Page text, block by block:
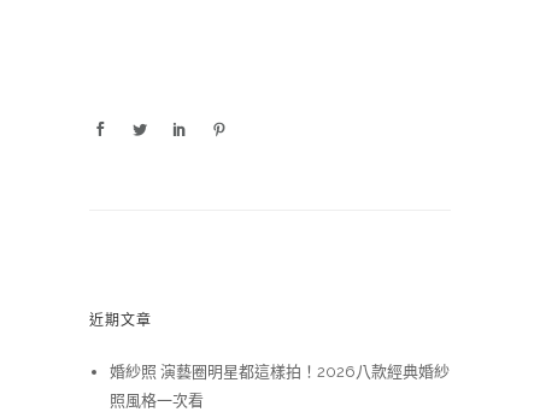
近期文章
婚紗照 演藝圈明星都這樣拍！2026八款經典婚紗
照風格一次看